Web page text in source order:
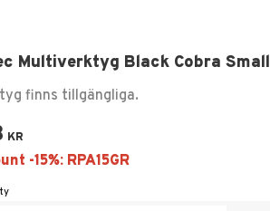
Multiverktyg Black Cobra Small
finns tillgängliga.
KR